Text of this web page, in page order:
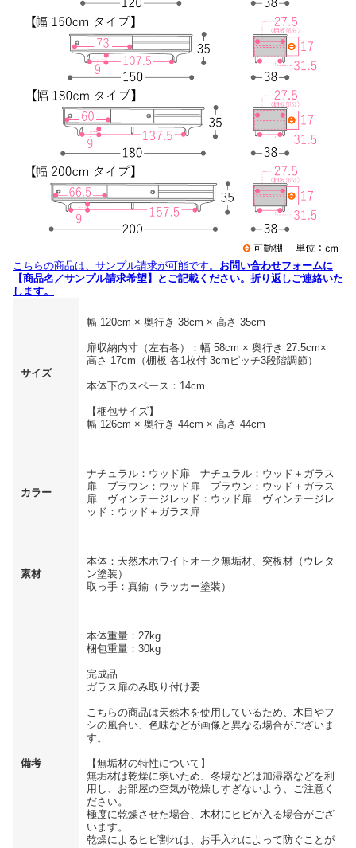
こちらの商品は、サンプル請求が可能です。 お問い合わせフォームに
【商品名／サンプル請求希望】とご記載ください。折り返しご連絡いた
します。
サイズ
幅 120cm × 奥行き 38cm × 高さ 35cm
扉収納内寸（左右各）：幅 58cm × 奥行き 27.5cm×
高さ 17cm（棚板 各1枚付 3cmピッチ3段階調節）
本体下のスペース：14cm
【梱包サイズ】
幅 126cm × 奥行き 44cm × 高さ 44cm
カラー
ナチュラル：ウッド扉 ナチュラル：ウッド＋ガラス
扉 ブラウン：ウッド扉 ブラウン：ウッド＋ガラス
扉 ヴィンテージレッド：ウッド扉 ヴィンテージレ
ッド：ウッド＋ガラス扉
素材
本体：天然木ホワイトオーク無垢材、突板材（ウレタ
ン塗装）
取っ手：真鍮（ラッカー塗装）
備考
本体重量：27kg
梱包重量：30kg
完成品
ガラス扉のみ取り付け要
こちらの商品は天然木を使用しているため、木目やフ
シの風合い、色味などが画像と異なる場合がございま
す。
【無垢材の特性について】
無垢材は乾燥に弱いため、冬場などは加湿器などを利
用し、お部屋の空気が乾燥しすぎないよう、ご注意く
ださい。
極度に乾燥させた場合、木材にヒビが入る場合がござ
います。
乾燥によるヒビ割れは、お手入れによって防ぐことが